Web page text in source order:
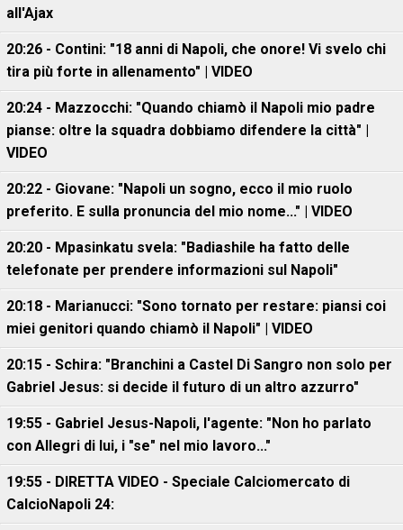
all'Ajax
20:26 - Contini: "18 anni di Napoli, che onore! Vi svelo chi
tira più forte in allenamento" | VIDEO
20:24 - Mazzocchi: "Quando chiamò il Napoli mio padre
pianse: oltre la squadra dobbiamo difendere la città" |
VIDEO
20:22 - Giovane: "Napoli un sogno, ecco il mio ruolo
preferito. E sulla pronuncia del mio nome..." | VIDEO
20:20 - Mpasinkatu svela: "Badiashile ha fatto delle
telefonate per prendere informazioni sul Napoli"
20:18 - Marianucci: "Sono tornato per restare: piansi coi
miei genitori quando chiamò il Napoli" | VIDEO
20:15 - Schira: "Branchini a Castel Di Sangro non solo per
Gabriel Jesus: si decide il futuro di un altro azzurro"
19:55 - Gabriel Jesus-Napoli, l'agente: "Non ho parlato
con Allegri di lui, i "se" nel mio lavoro..."
19:55 - DIRETTA VIDEO - Speciale Calciomercato di
CalcioNapoli 24: